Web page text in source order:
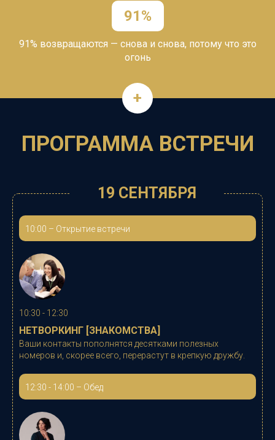
91%
91% возвращаются — снова и снова, потому что это
огонь
+
ПРОГРАММА ВСТРЕЧИ
10:00 – Открытие встречи
10:30 - 12:30
НЕТВОРКИНГ [ЗНАКОМСТВА]
Ваши контакты пополнятся десятками полезных
номеров и, скорее всего, перерастут в крепкую дружбу.
12:30 - 14:00 – Обед
19 СЕНТЯБРЯ